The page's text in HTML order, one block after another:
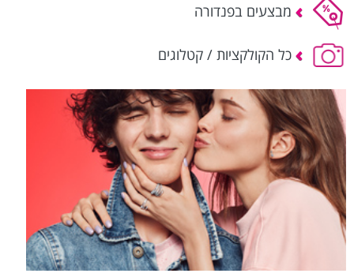
מבצעים בפנדורה
כל הקולקציות / קטלוגים